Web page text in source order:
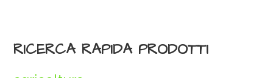
RICERCA RAPIDA PRODOTTI